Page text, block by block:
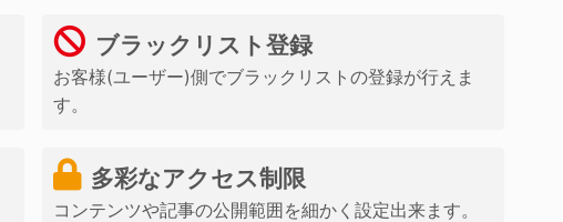
ブラックリスト登録
お客様(ユーザー)側でブラックリストの登録が行えま
す。
多彩なアクセス制限
コンテンツや記事の公開範囲を細かく設定出来ます。